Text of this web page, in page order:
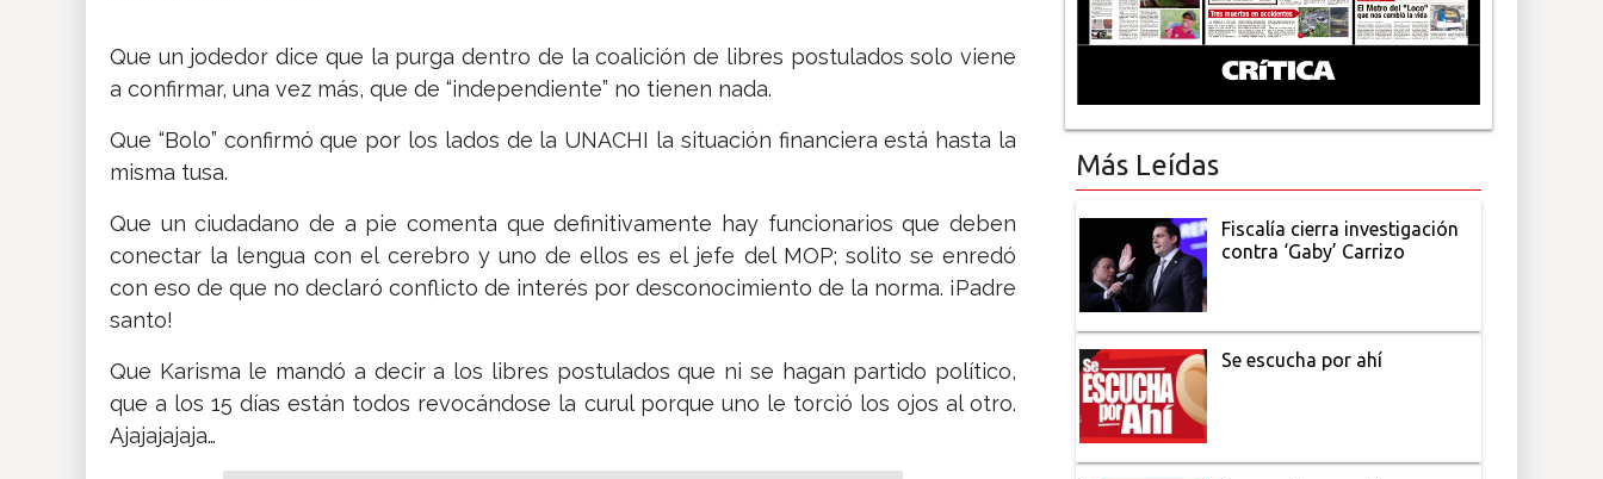
Que un jodedor dice que la purga dentro de la coalición de libres postulados solo viene
a confirmar, una vez más, que de “independiente” no tienen nada.
Que “Bolo” confirmó que por los lados de la UNACHI la situación financiera está hasta la
misma tusa.
Que un ciudadano de a pie comenta que definitivamente hay funcionarios que deben
conectar la lengua con el cerebro y uno de ellos es el jefe del MOP; solito se enredó
con eso de que no declaró conflicto de interés por desconocimiento de la norma. ¡Padre
santo!
Que Karisma le mandó a decir a los libres postulados que ni se hagan partido político,
que a los 15 días están todos revocándose la curul porque uno le torció los ojos al otro.
Ajajajajaja…
Más Leídas
Fiscalía cierra investigación
contra ‘Gaby’ Carrizo
Se escucha por ahí